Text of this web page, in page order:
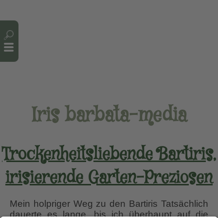
Iris barbata-media
Trockenheitsliebende Bartiris,
irisierende Garten-Preziosen
Mein holpriger Weg zu den Bartiris Tatsächlich
dauerte es lange, bis ich überhaupt auf die